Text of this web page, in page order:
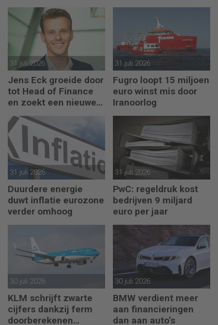
31 juli 2026
Jens Eck groeide door
tot Head of Finance
en zoekt een nieuwe
uitdaging
31 juli 2026
Fugro loopt 15 miljoen
euro winst mis door
Iranoorlog
31 juli 2026
Duurdere energie
duwt inflatie eurozone
verder omhoog
31 juli 2026
PwC: regeldruk kost
bedrijven 9 miljard
euro per jaar
30 juli 2026
KLM schrijft zwarte
cijfers dankzij ferm
doorberekenen
30 juli 2026
BMW verdient meer
aan financieringen
dan aan auto’s